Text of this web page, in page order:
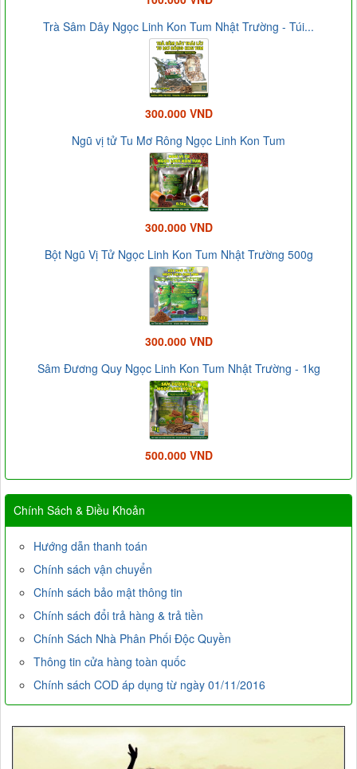
Trà Sâm Dây Ngọc Linh Kon Tum Nhật Trường - Túi...
300.000 VND
Ngũ vị tử Tu Mơ Rông Ngọc Linh Kon Tum
300.000 VND
Bột Ngũ Vị Tử Ngọc Linh Kon Tum Nhật Trường 500g
300.000 VND
Sâm Đương Quy Ngọc Linh Kon Tum Nhật Trường - 1kg
500.000 VND
Chính Sách & Điều Khoản
Hướng dẫn thanh toán
Chính sách vận chuyển
Chính sách bảo mật thông tin
Chính sách đổi trả hàng & trả tiền
Chính Sách Nhà Phân Phối Độc Quyền
Thông tin cửa hàng toàn quốc
Chính sách COD áp dụng từ ngày 01/11/2016